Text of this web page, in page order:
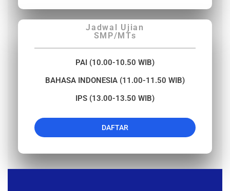
Jadwal Ujian
SMP/MTs
PAI (10.00-10.50 WIB)
BAHASA INDONESIA (11.00-11.50 WIB)
IPS (13.00-13.50 WIB)
DAFTAR